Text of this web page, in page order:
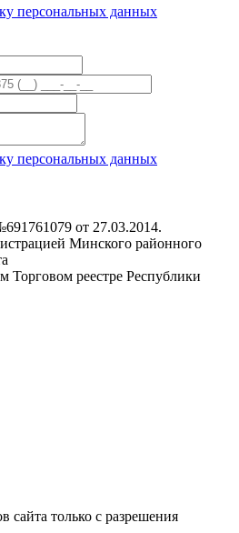
персональных данных
персональных данных
от 27.03.2014.
Минского районного
Торговом реестре Республики
сайта только с разрешения